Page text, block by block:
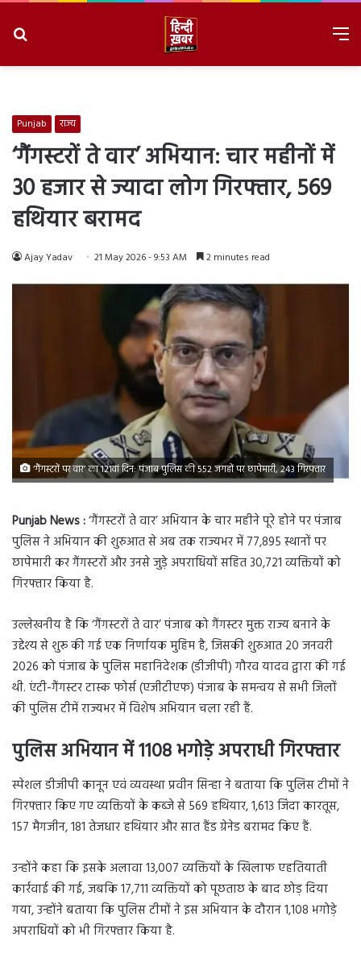
Punjab राज्य
‘गैंगस्टरों ते वार’ अभियान: चार महीनों में
30 हजार से ज्यादा लोग गिरफ्तार, 569
हथियार बरामद
Ajay Yadav 21 May 2026 - 9:53 AM 2 minutes read
‘गैंगस्टरों पर वार’ का 121वां दिन: पंजाब पुलिस की 552 जगहों पर छापेमारी, 243 गिरफ्तार
Punjab News :‘गैंगस्टरों ते वार’ अभियान के चार महीने पूरे होने पर पंजाब
पुलिस ने अभियान की शुरुआत से अब तक राज्यभर में 77,895 स्थानों पर
छापेमारी कर गैंगस्टरों और उनसे जुड़े अपराधियों सहित 30,721 व्यक्तियों को
गिरफ्तार किया है.
उल्लेखनीय है कि ‘गैंगस्टरों ते वार’ पंजाब को गैंगस्टर मुक्त राज्य बनाने के
उद्देश्य से शुरू की गई एक निर्णायक मुहिम है, जिसकी शुरुआत 20 जनवरी
2026 को पंजाब के पुलिस महानिदेशक (डीजीपी) गौरव यादव द्वारा की गई
थी. एंटी-गैंगस्टर टास्क फोर्स (एजीटीएफ) पंजाब के समन्वय से सभी जिलों
की पुलिस टीमें राज्यभर में विशेष अभियान चला रही हैं.
पुलिस अभियान में 1108 भगोड़े अपराधी गिरफ्तार
स्पेशल डीजीपी कानून एवं व्यवस्था प्रवीन सिन्हा ने बताया कि पुलिस टीमों ने
गिरफ्तार किए गए व्यक्तियों के कब्जे से 569 हथियार, 1,613 जिंदा कारतूस,
157 मैगजीन, 181 तेजधार हथियार और सात हैंड ग्रेनेड बरामद किए हैं.
उन्होंने कहा कि इसके अलावा 13,007 व्यक्तियों के खिलाफ एहतियाती
कार्रवाई की गई, जबकि 17,711 व्यक्तियों को पूछताछ के बाद छोड़ दिया
गया, उन्होंने बताया कि पुलिस टीमों ने इस अभियान के दौरान 1,108 भगोड़े
अपराधियों को भी गिरफ्तार किया है.